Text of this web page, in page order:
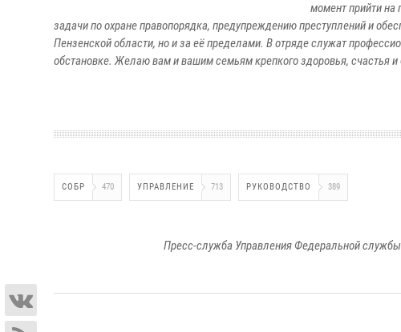
момент прийти
задачи по охране правопорядка, предупреждению преступлений и
Пензенской области, но и за её пределами. В отряде служат
обстановке. Желаю вам и вашим семьям крепкого здоровья, счастья
СОБР 470 УПРАВЛЕНИЕ 713 РУКОВОДСТВО 389
Пресс-служба Управления Федеральной